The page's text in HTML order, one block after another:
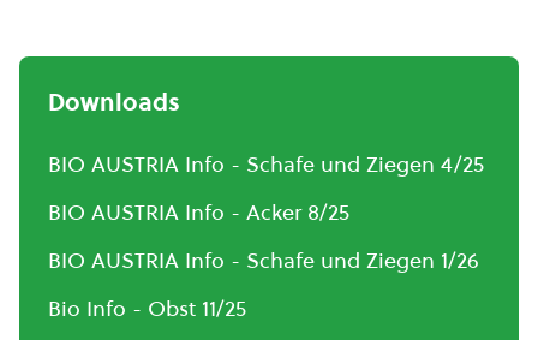
Downloads
BIO AUSTRIA Info - Schafe und Ziegen 4/25
BIO AUSTRIA Info - Acker 8/25
BIO AUSTRIA Info - Schafe und Ziegen 1/26
Bio Info - Obst 11/25